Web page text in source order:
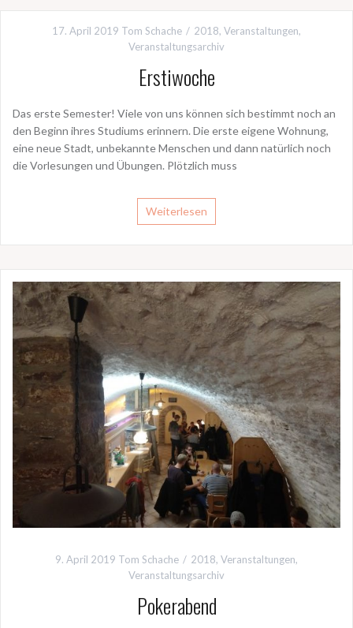
17. April 2019 Tom Schache 2018, Veranstaltungen,
Veranstaltungsarchiv
Erstiwoche
Das erste Semester! Viele von uns können sich bestimmt noch an
den Beginn ihres Studiums erinnern. Die erste eigene Wohnung,
eine neue Stadt, unbekannte Menschen und dann natürlich noch
die Vorlesungen und Übungen. Plötzlich muss
Weiterlesen
9. April 2019 Tom Schache 2018, Veranstaltungen,
Veranstaltungsarchiv
Pokerabend